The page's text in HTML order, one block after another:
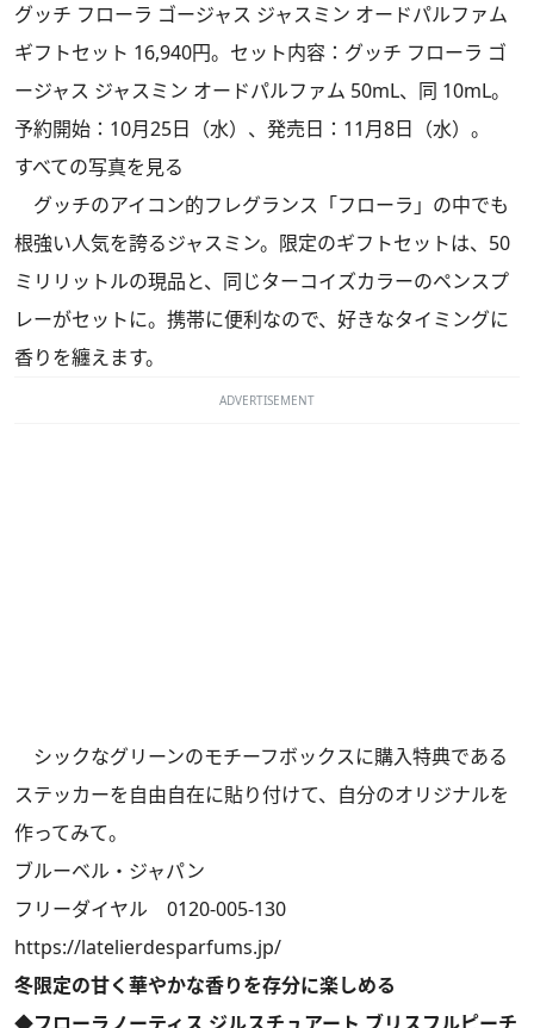
グッチ フローラ ゴージャス ジャスミン オードパルファム
ギフトセット 16,940円。セット内容：グッチ フローラ ゴ
ージャス ジャスミン オードパルファム 50mL、同 10mL。
予約開始：10月25日（水）、発売日：11月8日（水）。
すべての写真を見る
グッチのアイコン的フレグランス「フローラ」の中でも
根強い人気を誇るジャスミン。限定のギフトセットは、50
ミリリットルの現品と、同じターコイズカラーのペンスプ
レーがセットに。携帯に便利なので、好きなタイミングに
香りを纏えます。
ADVERTISEMENT
シックなグリーンのモチーフボックスに購入特典である
ステッカーを自由自在に貼り付けて、自分のオリジナルを
作ってみて。
ブルーベル・ジャパン
フリーダイヤル 0120-005-130
https://latelierdesparfums.jp/
冬限定の甘く華やかな香りを存分に楽しめる